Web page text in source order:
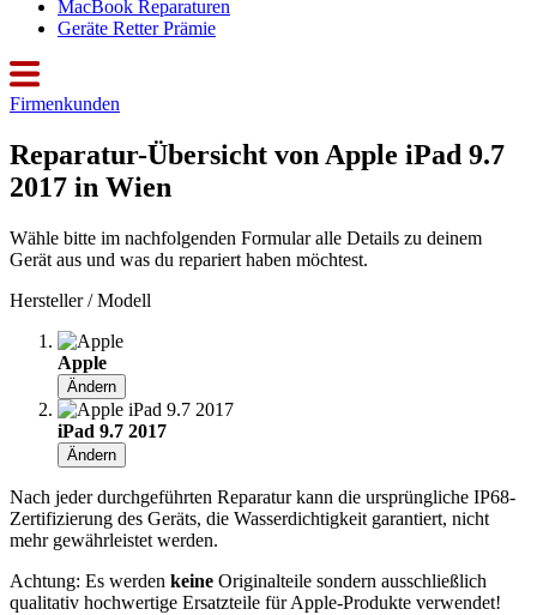
MacBook Reparaturen
Geräte Retter Prämie
Firmenkunden
Reparatur-Übersicht von Apple iPad 9.7
2017 in Wien
Wähle bitte im nachfolgenden Formular alle Details zu deinem
Gerät aus und was du repariert haben möchtest.
Hersteller / Modell
Apple
Ändern
iPad 9.7 2017
Ändern
Nach jeder durchgeführten Reparatur kann die ursprüngliche IP68-
Zertifizierung des Geräts, die Wasserdichtigkeit garantiert, nicht
mehr gewährleistet werden.
Achtung: Es werden keine Originalteile sondern ausschließlich
qualitativ hochwertige Ersatzteile für Apple-Produkte verwendet!